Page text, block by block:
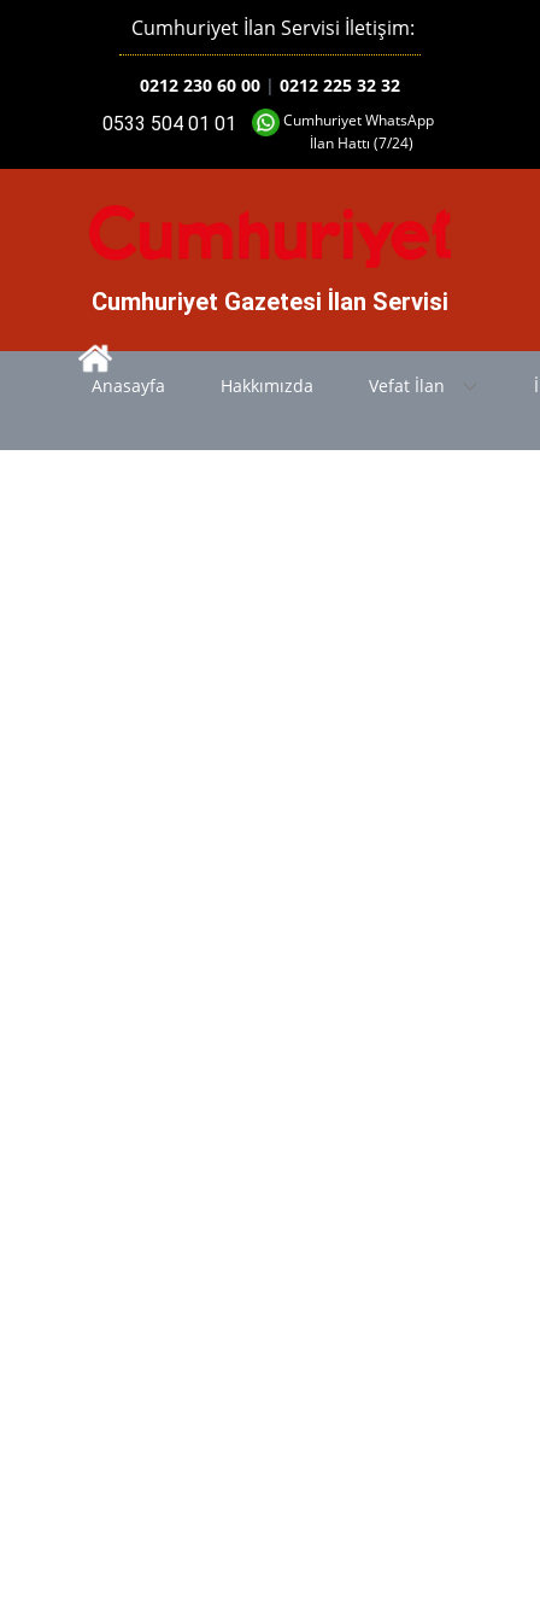
Cumhuriyet WhatsApp
İlan Hattı (7/24)
0533 504 01 01
Cumhuriyet İlan Servisi İletişim:
0212 230 60 00 | 0212 225 32 32
Cumhuriyet Gazetesi İlan Servisi
Anasayfa Hakkımızda Vefat İlan